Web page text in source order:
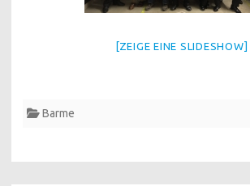
[ZEIGE EINE SLIDESHOW]
Barme